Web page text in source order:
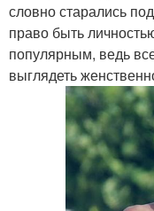
словно старались
право быть
популярным, ведь
выглядеть